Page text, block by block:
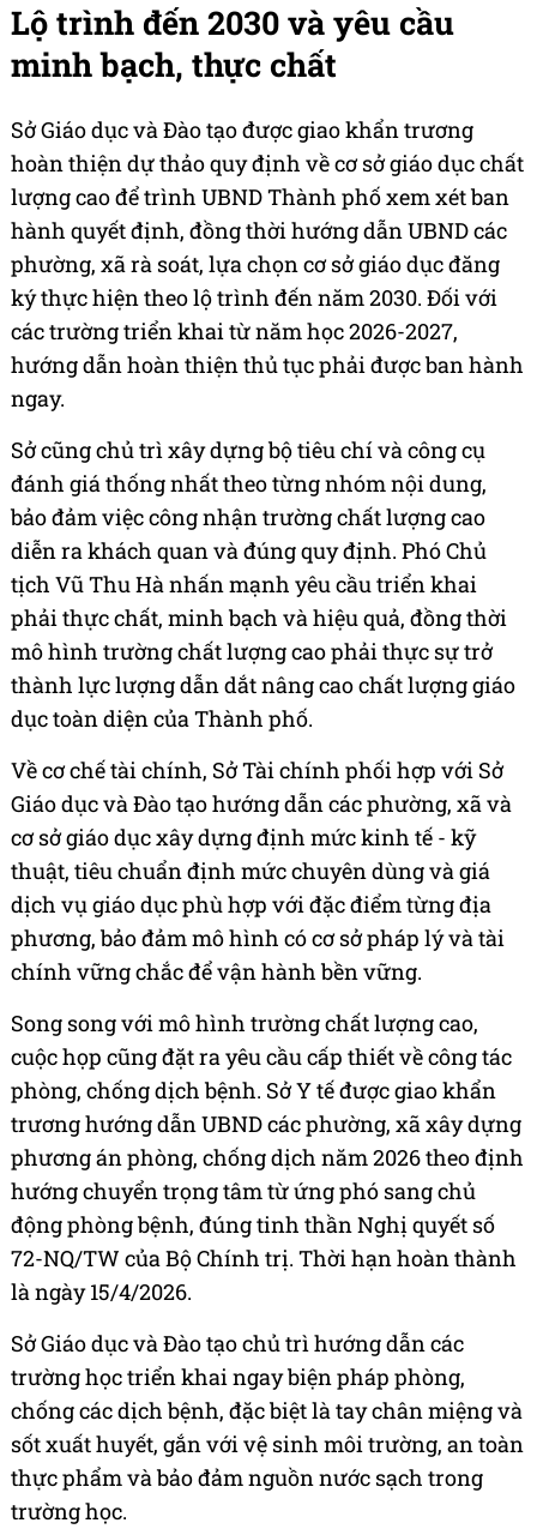
Lộ trình đến 2030 và yêu cầu
minh bạch, thực chất
Sở Giáo dục và Đào tạo được giao khẩn trương
hoàn thiện dự thảo quy định về cơ sở giáo dục chất
lượng cao để trình UBND Thành phố xem xét ban
hành quyết định, đồng thời hướng dẫn UBND các
phường, xã rà soát, lựa chọn cơ sở giáo dục đăng
ký thực hiện theo lộ trình đến năm 2030. Đối với
các trường triển khai từ năm học 2026-2027,
hướng dẫn hoàn thiện thủ tục phải được ban hành
ngay.
Sở cũng chủ trì xây dựng bộ tiêu chí và công cụ
đánh giá thống nhất theo từng nhóm nội dung,
bảo đảm việc công nhận trường chất lượng cao
diễn ra khách quan và đúng quy định. Phó Chủ
tịch Vũ Thu Hà nhấn mạnh yêu cầu triển khai
phải thực chất, minh bạch và hiệu quả, đồng thời
mô hình trường chất lượng cao phải thực sự trở
thành lực lượng dẫn dắt nâng cao chất lượng giáo
dục toàn diện của Thành phố.
Về cơ chế tài chính, Sở Tài chính phối hợp với Sở
Giáo dục và Đào tạo hướng dẫn các phường, xã và
cơ sở giáo dục xây dựng định mức kinh tế - kỹ
thuật, tiêu chuẩn định mức chuyên dùng và giá
dịch vụ giáo dục phù hợp với đặc điểm từng địa
phương, bảo đảm mô hình có cơ sở pháp lý và tài
chính vững chắc để vận hành bền vững.
Song song với mô hình trường chất lượng cao,
cuộc họp cũng đặt ra yêu cầu cấp thiết về công tác
phòng, chống dịch bệnh. Sở Y tế được giao khẩn
trương hướng dẫn UBND các phường, xã xây dựng
phương án phòng, chống dịch năm 2026 theo định
hướng chuyển trọng tâm từ ứng phó sang chủ
động phòng bệnh, đúng tinh thần Nghị quyết số
72-NQ/TW của Bộ Chính trị. Thời hạn hoàn thành
là ngày 15/4/2026.
Sở Giáo dục và Đào tạo chủ trì hướng dẫn các
trường học triển khai ngay biện pháp phòng,
chống các dịch bệnh, đặc biệt là tay chân miệng và
sốt xuất huyết, gắn với vệ sinh môi trường, an toàn
thực phẩm và bảo đảm nguồn nước sạch trong
trường học.